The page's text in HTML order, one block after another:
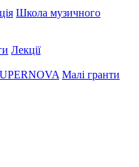
Школа музичного
Лекції
Малі гранти